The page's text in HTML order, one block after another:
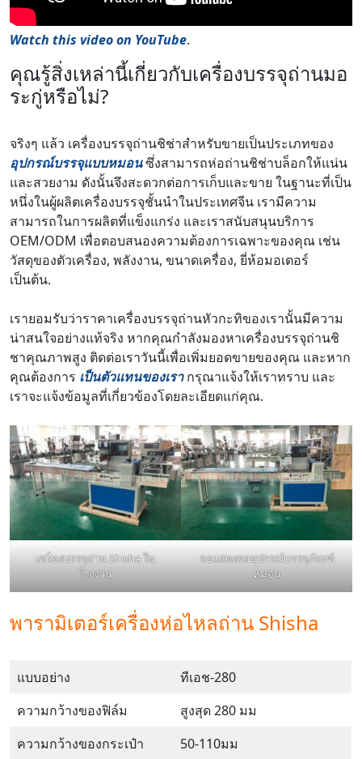
Watch this video on YouTube.
คุณรู้สิ่งเหล่านี้เกี่ยวกับเครื่องบรรจุถ่านมอ
ระกู่หรือไม่?
จริงๆ แล้ว เครื่องบรรจุถ่านชิช่าสำหรับขายเป็นประเภทของ
อุปกรณ์บรรจุแบบหมอนซึ่งสามารถห่อถ่านชิช่าบล็อกให้แน่น
และสวยงาม ดังนั้นจึงสะดวกต่อการเก็บและขาย ในฐานะที่เป็น
หนึ่งในผู้ผลิตเครื่องบรรจุชั้นนำในประเทศจีน เรามีความ
สามารถในการผลิตที่แข็งแกร่ง และเราสนับสนุนบริการ
OEM/ODM เพื่อตอบสนองความต้องการเฉพาะของคุณ เช่น
วัสดุของตัวเครื่อง, พลังงาน, ขนาดเครื่อง, ยี่ห้อมอเตอร์
เป็นต้น.
เรายอมรับว่าราคาเครื่องบรรจุถ่านหัวกะทิของเรานั้นมีความ
น่าสนใจอย่างแท้จริง หากคุณกำลังมองหาเครื่องบรรจุถ่านชิ
ชาคุณภาพสูง ติดต่อเราวันนี้เพื่อเพิ่มยอดขายของคุณ และหาก
คุณต้องการ เป็นตัวแทนของเรากรุณาแจ้งให้เราทราบ และ
เราจะแจ้งข้อมูลที่เกี่ยวข้องโดยละเอียดแก่คุณ.
เครื่องบรรจุถ่าน Shisha ใน
โรงงาน
จอแสดงผลอุปกรณ์บรรจุภัณฑ์
หมอน
พารามิเตอร์เครื่องห่อไหลถ่าน Shisha
แบบอย่าง
ทีเอช-280
ความกว้างของฟิล์ม
สูงสุด 280 มม
ความกว้างของกระเป๋า
50-110มม